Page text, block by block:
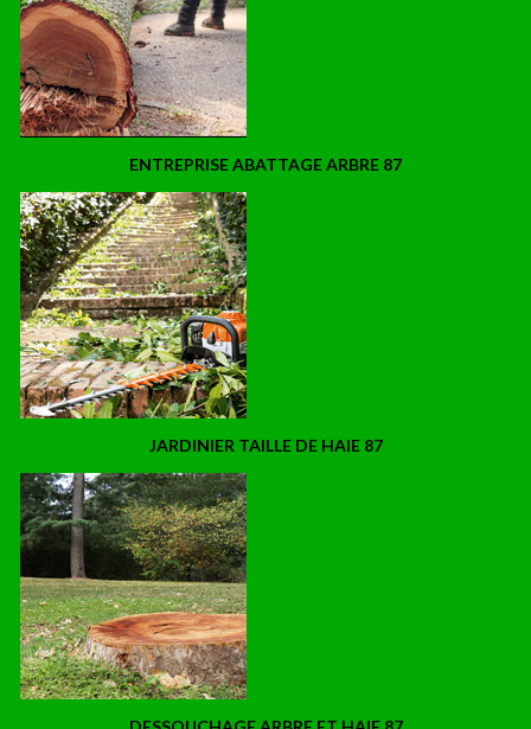
ENTREPRISE ABATTAGE ARBRE 87
JARDINIER TAILLE DE HAIE 87